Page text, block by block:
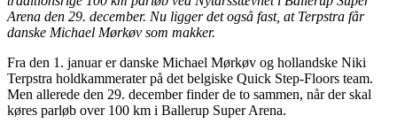
Arena den 29. december. Nu ligger det også fast, at Terpstra får
danske Michael Mørkøv som makker.
Fra den 1. januar er danske Michael Mørkøv og hollandske Niki
Terpstra holdkammerater på det belgiske Quick Step-Floors team.
Men allerede den 29. december finder de to sammen, når der skal
køres parløb over 100 km i Ballerup Super Arena.